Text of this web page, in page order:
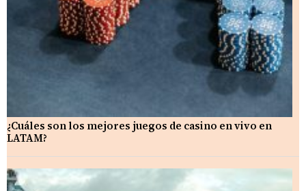
¿Cuáles son los mejores juegos de casino en vivo en
LATAM?